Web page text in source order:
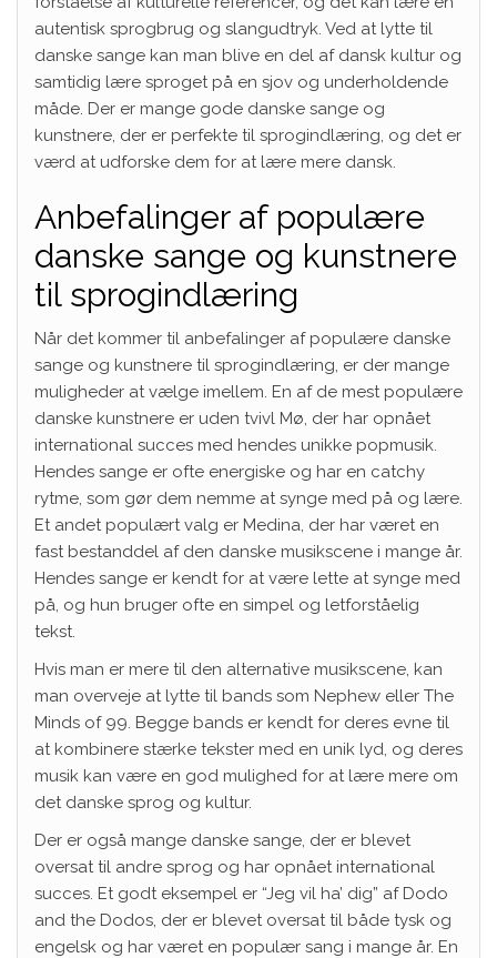
autentisk sprogbrug og slangudtryk. Ved at lytte til
danske sange kan man blive en del af dansk kultur og
samtidig lære sproget på en sjov og underholdende
måde. Der er mange gode danske sange og
kunstnere, der er perfekte til sprogindlæring, og det er
værd at udforske dem for at lære mere dansk.
Anbefalinger af populære
danske sange og kunstnere
til sprogindlæring
Når det kommer til anbefalinger af populære danske
sange og kunstnere til sprogindlæring, er der mange
muligheder at vælge imellem. En af de mest populære
danske kunstnere er uden tvivl Mø, der har opnået
international succes med hendes unikke popmusik.
Hendes sange er ofte energiske og har en catchy
rytme, som gør dem nemme at synge med på og lære.
Et andet populært valg er Medina, der har været en
fast bestanddel af den danske musikscene i mange år.
Hendes sange er kendt for at være lette at synge med
på, og hun bruger ofte en simpel og letforståelig
tekst.
Hvis man er mere til den alternative musikscene, kan
man overveje at lytte til bands som Nephew eller The
Minds of 99. Begge bands er kendt for deres evne til
at kombinere stærke tekster med en unik lyd, og deres
musik kan være en god mulighed for at lære mere om
det danske sprog og kultur.
Der er også mange danske sange, der er blevet
oversat til andre sprog og har opnået international
succes. Et godt eksempel er “Jeg vil ha’ dig” af Dodo
and the Dodos, der er blevet oversat til både tysk og
engelsk og har været en populær sang i mange år. En